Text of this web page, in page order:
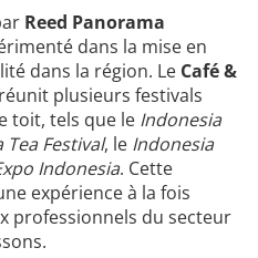
Reed Panorama
dans la mise en
dans la région. Le Café &
réunit plusieurs festivals
toit, tels que le Indonesia
Festival, le Indonesia
Indonesia. Cette
expérience à la fois
professionnels du secteur